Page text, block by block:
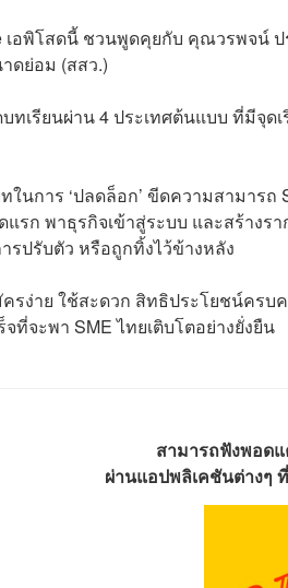
เอพิโสดนี้ ชวนพูดคุยกับ คุณวรพจน์
ดย่อม (สสว.)
ทเรียนผ่าน 4 ประเทศต้นแบบ ที่มีจุด
นการ ‘ปลดล็อก’ ขีดความสามารถ
แรก พาธุรกิจเข้าสู่ระบบ และสร้าง
รปรับตัว หรือถูกทิ้งไว้ข้างหลัง
ครง่าย ใช้สะดวก สิทธิประโยชน์ครบ
ที่จะพา SME ไทยเติบโตอย่างยั่งยืน
สามารถฟังพอด
ผ่านแอปพลิเคชันต่างๆ